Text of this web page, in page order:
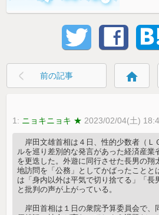
前の記事 home
1: ニョキニョキ ★ 2023/02/04(土)
岸田文雄首相は４日、性的少数者（Ｌ
ルを巡り差別的な発言があった経済産業
を更迭した。外遊に同行させた長男の翔
地訪問を「公務」としてかばったことと
は「身内以外は平気で切り捨てる」「長
と批判の声が上がっている。
岸田首相は１日の衆院予算委員会で、